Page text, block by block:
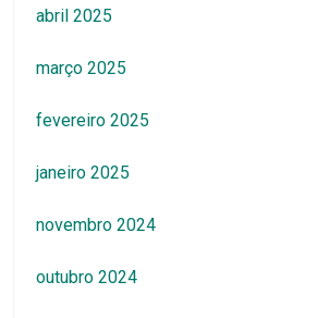
abril 2025
março 2025
fevereiro 2025
janeiro 2025
novembro 2024
outubro 2024